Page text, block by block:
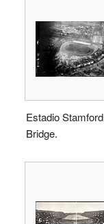
Estadio Stamford
Bridge.